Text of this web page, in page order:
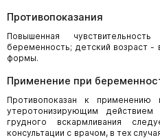
Противопоказания
Повышенная
беременность; детский возраст -
формы.
Применение при
Противопоказан к
утеротонизирующим
грудного вскармливания
консультации с врачом, в тех